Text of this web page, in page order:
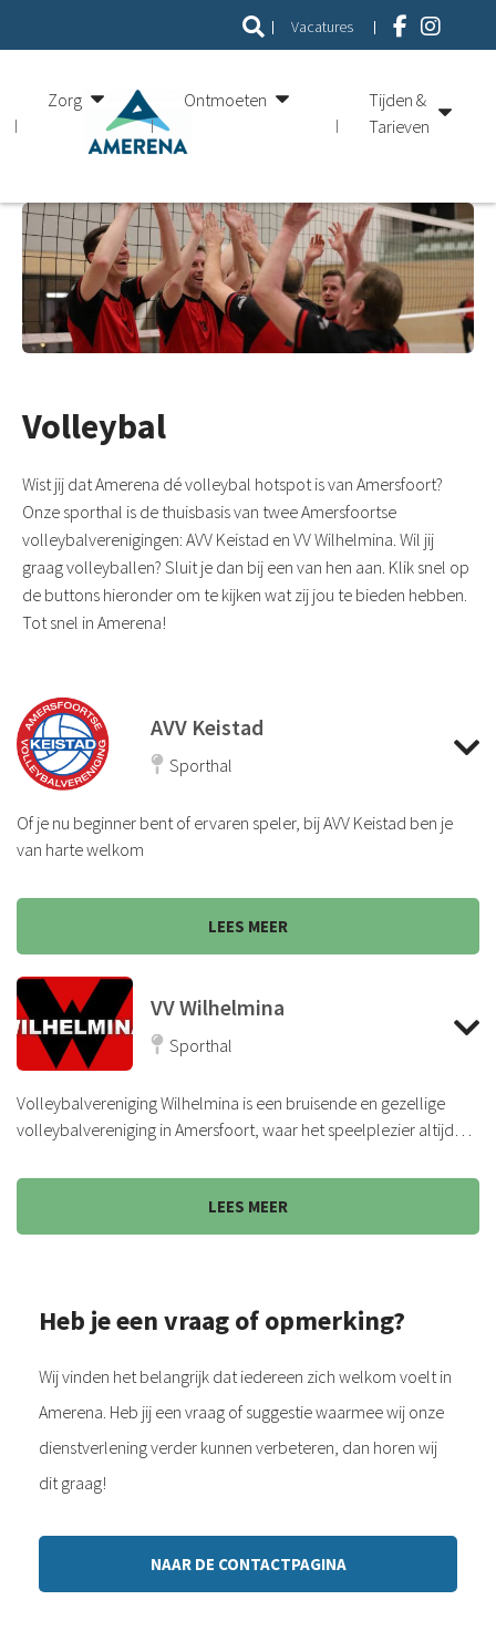
Vacatures
Zorg Ontmoeten
Tijden &
Tarieven
Volleybal
Wist jij dat Amerena dé volleybal hotspot is van Amersfoort?
Onze sporthal is de thuisbasis van twee Amersfoortse
volleybalverenigingen: AVV Keistad en VV Wilhelmina. Wil jij
graag volleyballen? Sluit je dan bij een van hen aan. Klik snel op
de buttons hieronder om te kijken wat zij jou te bieden hebben.
Tot snel in Amerena!
AVV Keistad
Sporthal
Of je nu beginner bent of ervaren speler, bij AVV Keistad ben je
van harte welkom
LEES MEER
VV Wilhelmina
Sporthal
Volleybalvereniging Wilhelmina is een bruisende en gezellige
volleybalvereniging in Amersfoort, waar het speelplezier altijd
LEES MEER
Heb je een vraag of opmerking?
Wij vinden het belangrijk dat iedereen zich welkom voelt in
Amerena. Heb jij een vraag of suggestie waarmee wij onze
dienstverlening verder kunnen verbeteren, dan horen wij
dit graag!
NAAR DE CONTACTPAGINA